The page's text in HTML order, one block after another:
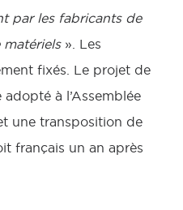
par les fabricants de
». Les
fixés. Le projet de
à l’Assemblée
une transposition de
français un an après